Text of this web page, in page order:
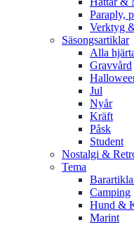
Paraply,
Verktyg
Säsongsartiklar
Alla
Gravvård
Jul
Nyår
Kräft
Påsk
Student
Nostalgi &
Tema
Camping
Hund &
Marint